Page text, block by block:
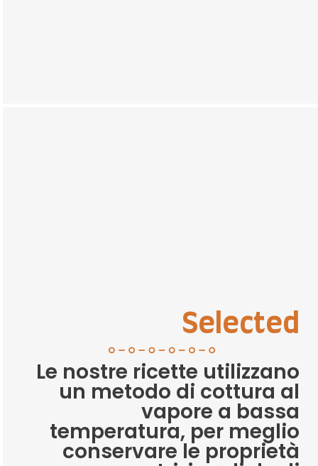
Selected
Le nostre ricette utilizzano
un metodo di cottura al
vapore a bassa
temperatura, per meglio
conservare le proprietà